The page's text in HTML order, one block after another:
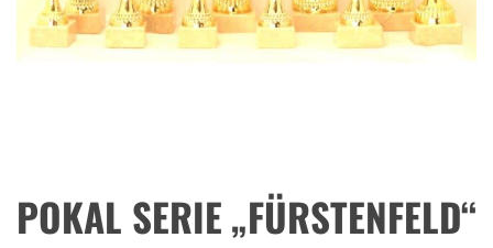
POKAL SERIE „FÜRSTENFELD“